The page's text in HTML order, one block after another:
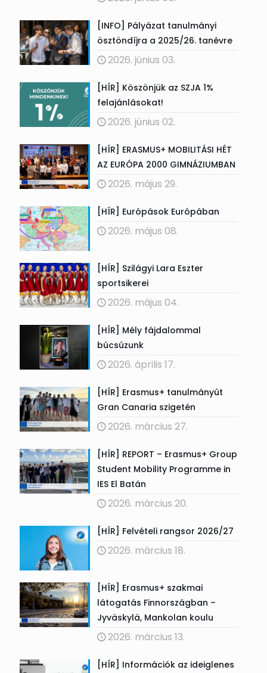
[INFO] Pályázat tanulmányi
ösztöndíjra a 2025/26. tanévre
2026. június 03.
[HÍR] Köszönjük az SZJA 1%
felajánlásokat!
2026. június 02.
[HÍR] ERASMUS+ MOBILITÁSI HÉT
AZ EURÓPA 2000 GIMNÁZIUMBAN
2026. május 29.
[HÍR] Európások Európában
2026. május 08.
[HÍR] Szilágyi Lara Eszter
sportsikerei
2026. május 04.
[HÍR] Mély fájdalommal
búcsúzunk
2026. április 17.
[HÍR] Erasmus+ tanulmányút
Gran Canaria szigetén
2026. március 27.
[HÍR] REPORT – Erasmus+ Group
Student Mobility Programme in
IES El Batán
2026. március 20.
[HÍR] Felvételi rangsor 2026/27
2026. március 18.
[HÍR] Erasmus+ szakmai
látogatás Finnországban –
Jyväskylä, Mankolan koulu
2026. március 13.
[HÍR] Információk az ideiglenes